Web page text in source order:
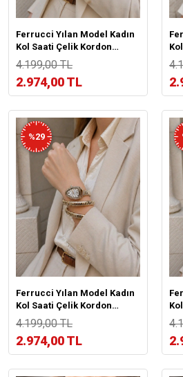
Ferrucci Yılan Model Kadın
Kol Saati Çelik Kordon
Kararma Renk Atma
Yapmaz VS.BLKT.1049
4.199,00 TL
2.974,00 TL
%29
Ferrucci Yılan Model Kadın
Kol Saati Çelik Kordon
Kararma Renk Atma
Yapmaz VS.BLKT.1047
4.199,00 TL
2.974,00 TL